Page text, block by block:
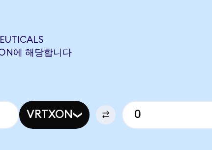
에 해당합니다
VRTXON